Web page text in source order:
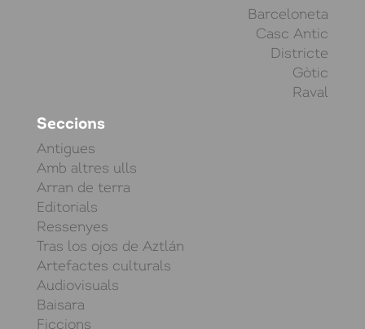
Barceloneta
Casc Antic
Districte
Gòtic
Raval
Seccions
Antigues
Amb altres ulls
Arran de terra
Editorials
Ressenyes
Tras los ojos de Aztlán
Artefactes culturals
Audiovisuals
Baisara
Ficcions